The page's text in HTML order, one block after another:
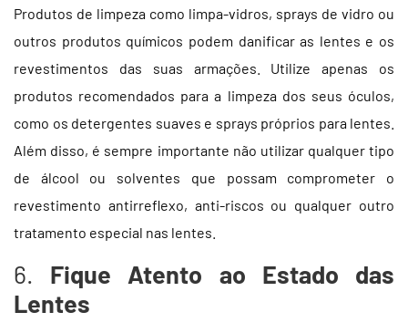
Produtos de limpeza como limpa-vidros, sprays de vidro ou
outros produtos químicos podem danificar as lentes e os
revestimentos das suas armações. Utilize apenas os
produtos recomendados para a limpeza dos seus óculos,
como os detergentes suaves e sprays próprios para lentes.
Além disso, é sempre importante não utilizar qualquer tipo
de álcool ou solventes que possam comprometer o
revestimento antirreflexo, anti-riscos ou qualquer outro
tratamento especial nas lentes.
6. Fique Atento ao Estado das
Lentes